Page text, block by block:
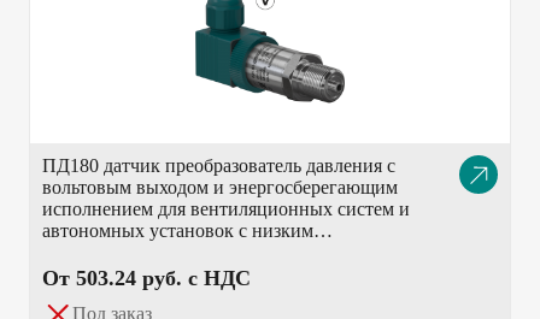
ПД180 датчик преобразователь давления с
вольтовым выходом и энергосберегающим
исполнением для вентиляционных систем и
автономных установок с низким
Описание
товара
От 503.24 pуб. с НДС
Под заказ